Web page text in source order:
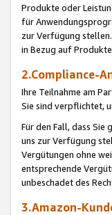
Produkte oder
für
zur Verfügung
in Bezug auf
2.Compliance-
Ihre Teilnahme am
Sie sind verpflichtet,
Für den Fall, dass
uns zur Verfügung
Vergütungen ohne
entsprechende
unbeschadet des
3.Amazon-